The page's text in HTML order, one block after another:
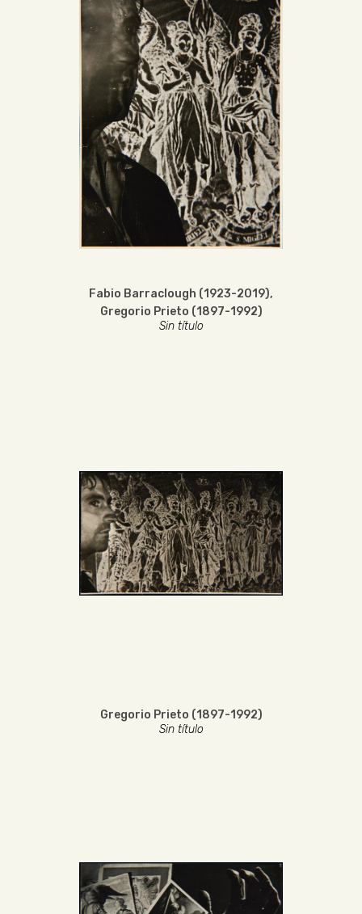
Fabio Barraclough (1923-2019),
Gregorio Prieto (1897-1992)
Sin título
Gregorio Prieto (1897-1992)
Sin título